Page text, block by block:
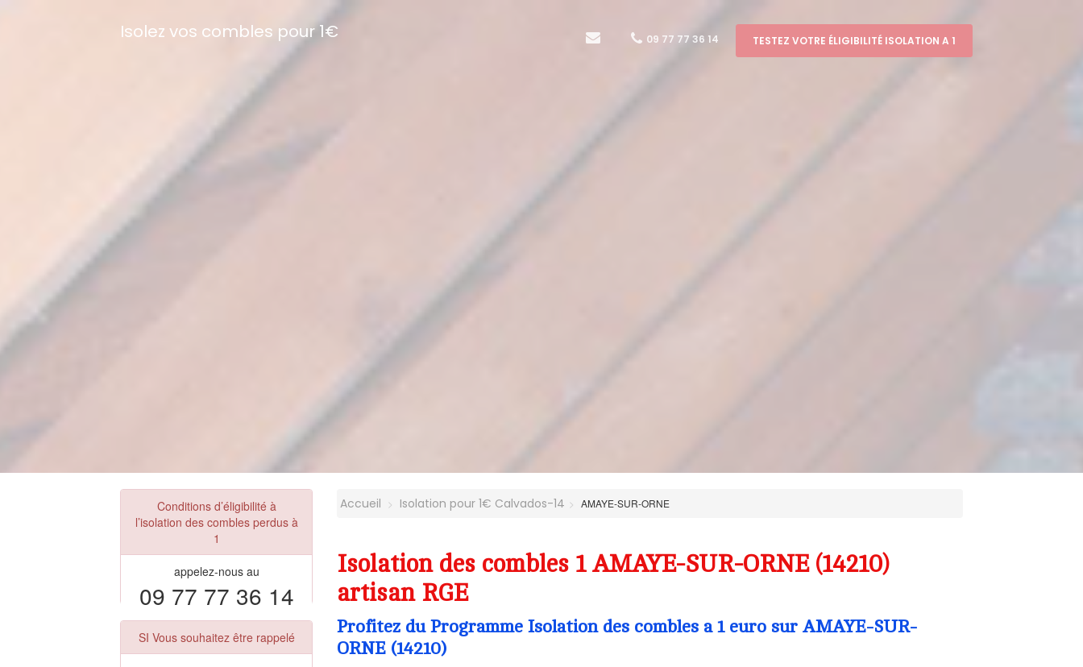
Isolez vos combles pour 1€ 09 77 77 36 14 TESTEZ VOTRE ÉLIGIBILITÉ ISOLATION A 1
Conditions d’éligibilité à
l’isolation des combles perdus à
1
appelez-nous au
09 77 77 36 14
SI Vous souhaitez être rappelé
Accueil Isolation pour 1€ Calvados-14 AMAYE-SUR-ORNE
Isolation des combles 1 AMAYE-SUR-ORNE (14210)
artisan RGE
Profitez du Programme Isolation des combles a 1 euro sur AMAYE-SUR-
ORNE (14210)